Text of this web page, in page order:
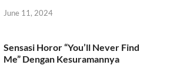
June 11, 2024
Sensasi Horor “You’ll Never Find
Me” Dengan Kesuramannya